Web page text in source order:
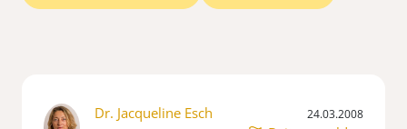
Dr. Jacqueline Esch 24.03.2008